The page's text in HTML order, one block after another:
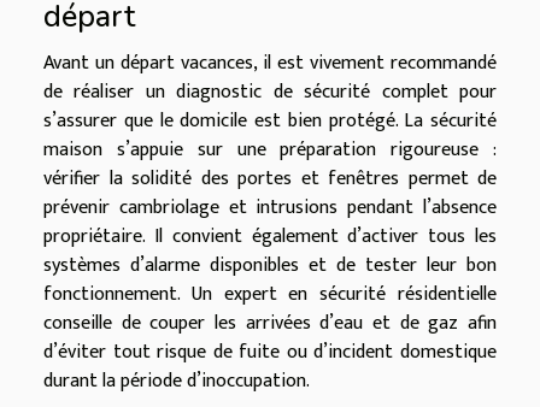
départ
Avant un départ vacances, il est vivement recommandé
de réaliser un diagnostic de sécurité complet pour
s’assurer que le domicile est bien protégé. La sécurité
maison s’appuie sur une préparation rigoureuse :
vérifier la solidité des portes et fenêtres permet de
prévenir cambriolage et intrusions pendant l’absence
propriétaire. Il convient également d’activer tous les
systèmes d’alarme disponibles et de tester leur bon
fonctionnement. Un expert en sécurité résidentielle
conseille de couper les arrivées d’eau et de gaz afin
d’éviter tout risque de fuite ou d’incident domestique
durant la période d’inoccupation.